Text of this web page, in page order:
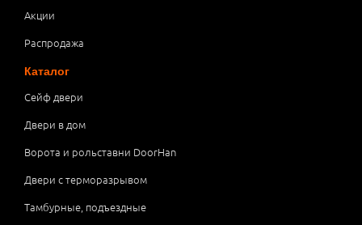
Акции
Распродажа
Каталог
Сейф двери
Двери в дом
Ворота и рольставни DoorHan
Двери с терморазрывом
Тамбурные, подъездные